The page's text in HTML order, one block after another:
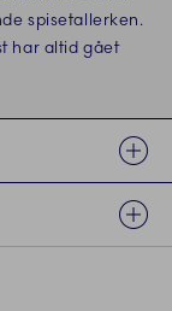
spisetallerken.
har altid gået